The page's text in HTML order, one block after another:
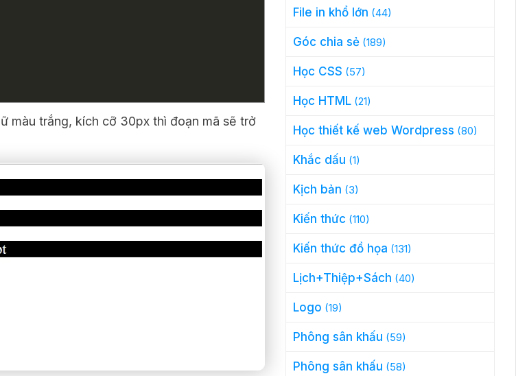
màu trắng, kích cỡ 30px thì đoạn mã sẽ trở
File in khổ lớn (44)
Góc chia sẻ(189)
Học CSS (57)
Học HTML(21)
Học thiết kế web Wordpress (80)
Khắc dấu (1)
Kịch bản (3)
Kiến thức (110)
Kiến thức đồ họa (131)
Lịch+Thiệp+Sách (40)
Logo (19)
Phông sân khấu (59)
Phông sân khấu (58)